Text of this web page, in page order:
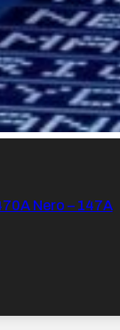
Nero – 147A